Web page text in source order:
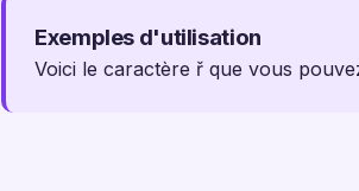
Exemples d'utilisation
Voici le caractère ř que vous